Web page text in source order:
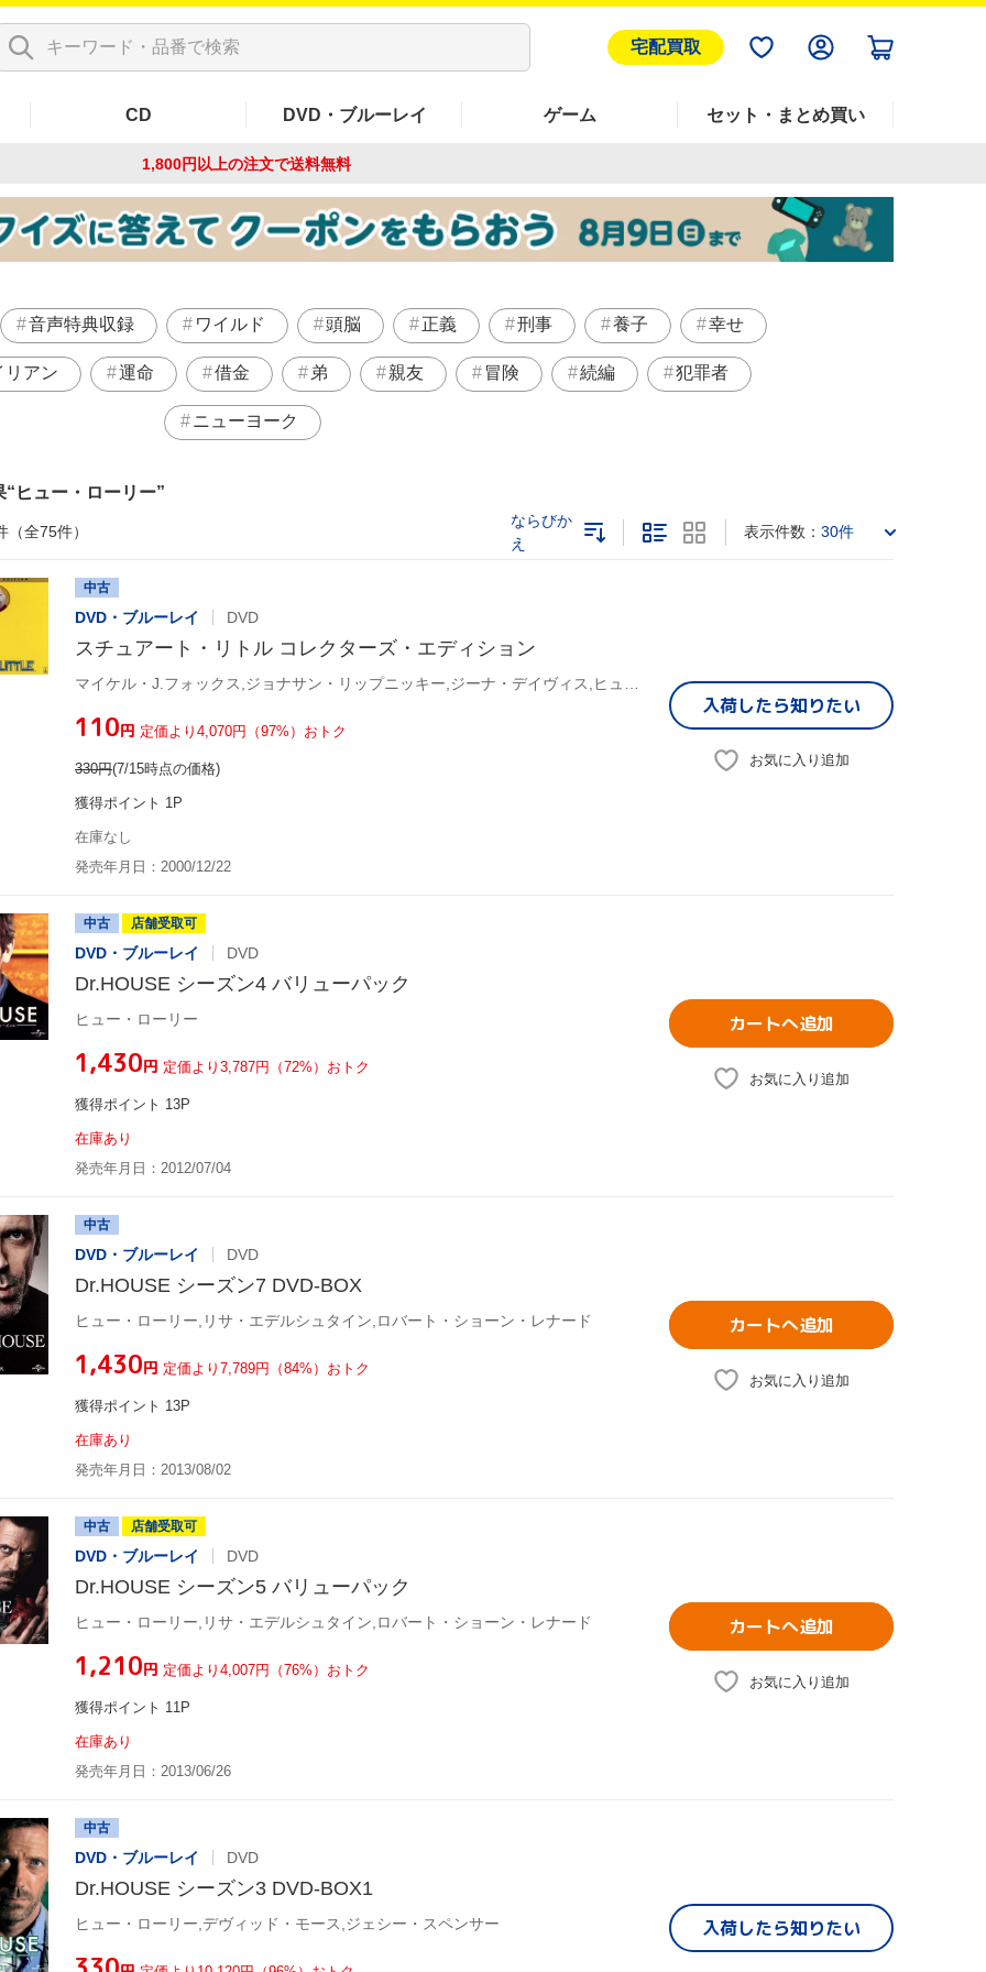
宅配買取
CD DVD・ブルーレイ ゲーム セット・まとめ買い
1,800円以上の注文で送料無料
音声特典収録 ワイルド 頭脳 正義 刑事 養子 幸せ
リアン 運命 借金 弟 親友 冒険 続編 犯罪者
ニューヨーク
ヒュー・ローリー
（全75件）
ならびか
え
表示件数： 30件
中古
DVD・ブルーレイ DVD
スチュアート・リトル コレクターズ・エディション
¥110円 定価より4,070円（97%）おトク
330円(7/15時点の価格)
獲得ポイント 1P
在庫なし
発売年月日：2000/12/22
入荷したら知りたい
お気に入り追加
中古 店舗受取可
DVD・ブルーレイ DVD
Dr.HOUSE シーズン4 バリューパック
ヒュー・ローリー
¥1,430円 定価より3,787円（72%）おトク
獲得ポイント 13P
在庫あり
発売年月日：2012/07/04
カートへ追加
お気に入り追加
中古
DVD・ブルーレイ DVD
Dr.HOUSE シーズン7 DVD-BOX
ヒュー・ローリー,リサ・エデルシュタイン,ロバート・ショーン・レナード
¥1,430円 定価より7,789円（84%）おトク
獲得ポイント 13P
在庫あり
発売年月日：2013/08/02
カートへ追加
お気に入り追加
中古 店舗受取可
DVD・ブルーレイ DVD
Dr.HOUSE シーズン5 バリューパック
ヒュー・ローリー,リサ・エデルシュタイン,ロバート・ショーン・レナード
¥1,210円 定価より4,007円（76%）おトク
獲得ポイント 11P
在庫あり
発売年月日：2013/06/26
カートへ追加
お気に入り追加
中古
DVD・ブルーレイ DVD
Dr.HOUSE シーズン3 DVD-BOX1
ヒュー・ローリー,デヴィッド・モース,ジェシー・スペンサー 入荷したら知りたい